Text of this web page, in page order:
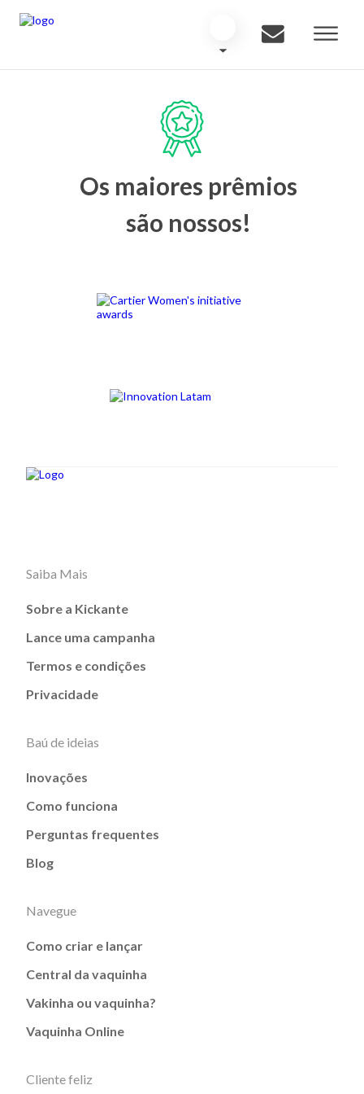
Os maiores prêmios
são nossos!
Saiba Mais
Sobre a Kickante
Lance uma campanha
Termos e condições
Privacidade
Baú de ideias
Inovações
Como funciona
Perguntas frequentes
Blog
Navegue
Como criar e lançar
Central da vaquinha
Vakinha ou vaquinha?
Vaquinha Online
Cliente feliz